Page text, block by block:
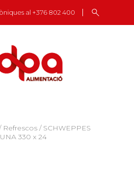
al +376 802 400
Refrescos / SCHWEPPES
330 x 24